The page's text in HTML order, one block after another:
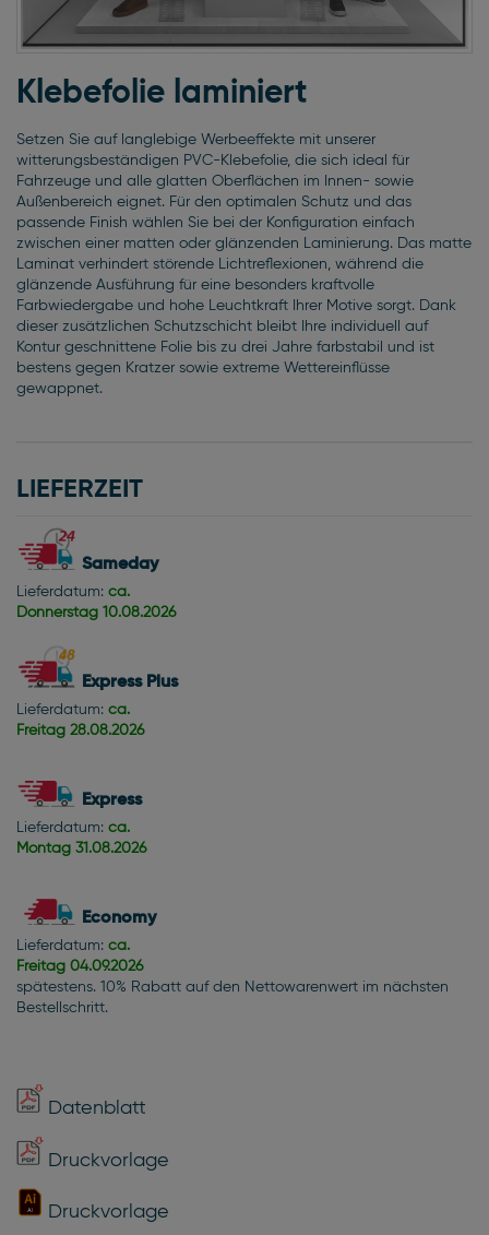
Anfang
der
springen
Klebefolie laminiert
Setzen Sie auf langlebige Werbeeffekte mit unserer
witterungsbeständigen PVC-Klebefolie, die sich ideal für
Fahrzeuge und alle glatten Oberflächen im Innen- sowie
Außenbereich eignet. Für den optimalen Schutz und das
passende Finish wählen Sie bei der Konfiguration einfach
zwischen einer matten oder glänzenden Laminierung. Das matte
Laminat verhindert störende Lichtreflexionen, während die
glänzende Ausführung für eine besonders kraftvolle
Farbwiedergabe und hohe Leuchtkraft Ihrer Motive sorgt. Dank
dieser zusätzlichen Schutzschicht bleibt Ihre individuell auf
Kontur geschnittene Folie bis zu drei Jahre farbstabil und ist
bestens gegen Kratzer sowie extreme Wettereinflüsse
gewappnet.
LIEFERZEIT
Sameday
Lieferdatum: ca.
Donnerstag 10.08.2026
Express Plus
Lieferdatum: ca.
Freitag 28.08.2026
Express
Lieferdatum: ca.
Montag 31.08.2026
Economy
Lieferdatum: ca.
Freitag 04.09.2026
spätestens. 10% Rabatt auf den Nettowarenwert im nächsten
Bestellschritt.
Datenblatt
Druckvorlage
Druckvorlage